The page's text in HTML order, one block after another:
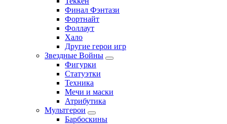
Финал Фэнтази
Фортнайт
Фоллаут
Хало
Другие герои игр
Звездные Войны
Фигурки
Статуэтки
Техника
Мечи и маски
Атрибутика
Мультгерои
Барбоскины